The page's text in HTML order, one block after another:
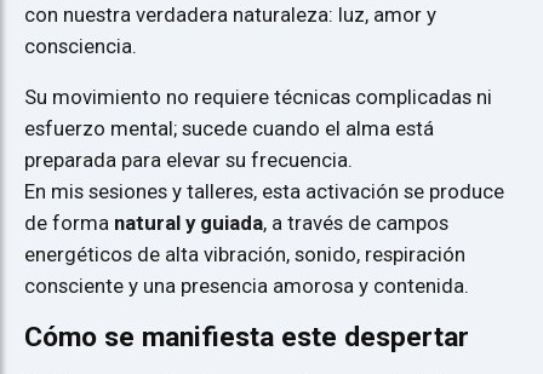
con nuestra verdadera naturaleza: luz, amor y
consciencia.
Su movimiento no requiere técnicas complicadas ni
esfuerzo mental; sucede cuando el alma está
preparada para elevar su frecuencia.
En mis sesiones y talleres, esta activación se produce
de forma natural y guiada, a través de campos
energéticos de alta vibración, sonido, respiración
consciente y una presencia amorosa y contenida.
Cómo se manifiesta este despertar